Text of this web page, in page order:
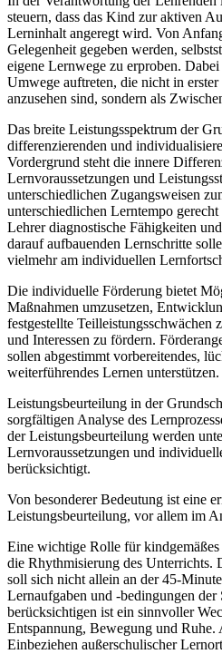
steuern, dass das Kind zur aktiven
Lerninhalt angeregt wird. Von
Gelegenheit gegeben werden,
eigene Lernwege zu erproben.
Umwege auftreten, die nicht in
anzusehen sind, sondern als
Das breite Leistungsspektrum der
differenzierenden und
Vordergrund steht die innere
Lernvoraussetzungen und
unterschiedlichen Zugangsweisen
unterschiedlichen Lerntempo
Lehrer diagnostische Fähigkeiten
darauf aufbauenden Lernschritte
vielmehr am individuellen
Die individuelle Förderung bietet
Maßnahmen umzusetzen,
festgestellte Teilleistungsschwächen
und Interessen zu fördern.
sollen abgestimmt vorbereitendes,
weiterführendes Lernen unterstützen.
Leistungsbeurteilung in der
sorgfältigen Analyse des
der Leistungsbeurteilung werden
Lernvoraussetzungen und
berücksichtigt.
Von besonderer Bedeutung ist eine
Leistungsbeurteilung, vor allem im
Eine wichtige Rolle für
die Rhythmisierung des Unterrichts.
soll sich nicht allein an der 45-
Lernaufgaben und -bedingungen
berücksichtigen ist ein sinnvoller
Entspannung, Bewegung und Ruhe.
Einbeziehen außerschulischer